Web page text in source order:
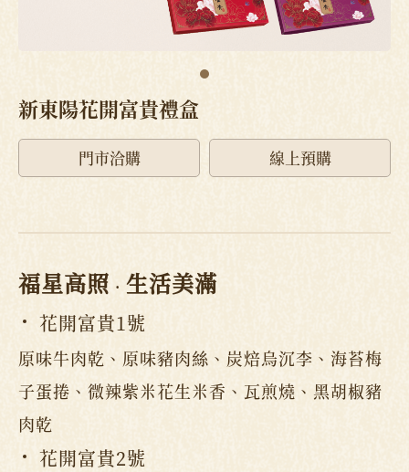
新東陽花開富貴禮盒
門市洽購 線上預購
福星高照 ‧ 生活美滿
花開富貴1號
原味牛肉乾、原味豬肉絲、炭焙烏沉李、海苔梅
子蛋捲、微辣紫米花生米香、瓦煎燒、黑胡椒豬
肉乾
花開富貴2號